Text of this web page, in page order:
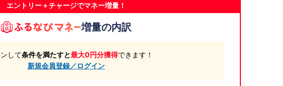
エントリー＋チャージでマネー増量！
増量の内訳
して条件を満たすと最大0円分獲得できます！
新規会員登録／ログイン